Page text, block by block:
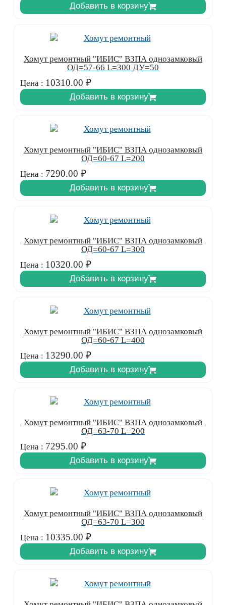
Добавить в корзину
Хомут ремонтный "ИБИС" ВЗПА однозамковый
ОД=57-66 L=300 ДУ=50
Цена : 10310.00 ₽
Добавить в корзину
Хомут ремонтный "ИБИС" ВЗПА однозамковый
ОД=60-67 L=200
Цена : 7290.00 ₽
Добавить в корзину
Хомут ремонтный "ИБИС" ВЗПА однозамковый
ОД=60-67 L=300
Цена : 10320.00 ₽
Добавить в корзину
Хомут ремонтный "ИБИС" ВЗПА однозамковый
ОД=60-67 L=400
Цена : 13290.00 ₽
Добавить в корзину
Хомут ремонтный "ИБИС" ВЗПА однозамковый
ОД=63-70 L=200
Цена : 7295.00 ₽
Добавить в корзину
Хомут ремонтный "ИБИС" ВЗПА однозамковый
ОД=63-70 L=300
Цена : 10335.00 ₽
Добавить в корзину